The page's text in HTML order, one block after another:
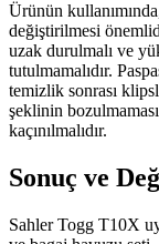
Ürünün
değiştirilmesi
uzak durulmalı ve
tutulmamalıdır.
temizlik sonrası
şeklinin bozulmaması
kaçınılmalıdır.
Sonuç ve
Sahler Togg T10X